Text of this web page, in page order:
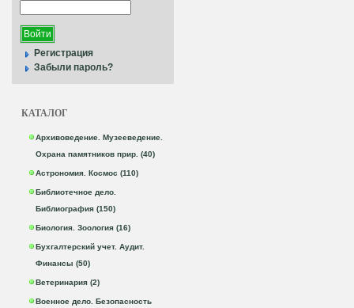
Регистрация
Забыли пароль?
КАТАЛОГ
Архивоведение. Музееведение.
Охрана памятников прир. (40)
Астрономия. Космос (110)
Библиотечное дело.
Библиография (150)
Биология. Зоология (16)
Бухгалтерский учет. Аудит.
Финансы (50)
Ветеринария (2)
Военное дело. Безопасность